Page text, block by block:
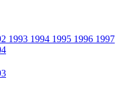
1993 1994 1995 1996 1997